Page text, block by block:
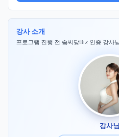
강사 소개
프로그램 진행 전 솜씨당Biz 인증 강사
강사님